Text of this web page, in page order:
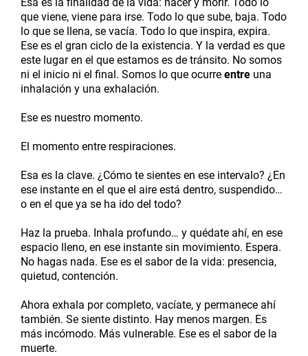
Esa es la finalidad de la vida: nacer y morir. Todo lo
que viene, viene para irse. Todo lo que sube, baja. Todo
lo que se llena, se vacía. Todo lo que inspira, expira.
Ese es el gran ciclo de la existencia. Y la verdad es que
este lugar en el que estamos es de tránsito. No somos
ni el inicio ni el final. Somos lo que ocurre entre una
inhalación y una exhalación.
Ese es nuestro momento.
El momento entre respiraciones.
Esa es la clave. ¿Cómo te sientes en ese intervalo? ¿En
ese instante en el que el aire está dentro, suspendido…
o en el que ya se ha ido del todo?
Haz la prueba. Inhala profundo… y quédate ahí, en ese
espacio lleno, en ese instante sin movimiento. Espera.
No hagas nada. Ese es el sabor de la vida: presencia,
quietud, contención.
Ahora exhala por completo, vacíate, y permanece ahí
también. Se siente distinto. Hay menos margen. Es
más incómodo. Más vulnerable. Ese es el sabor de la
muerte.